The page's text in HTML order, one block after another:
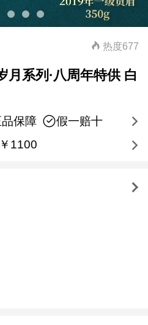
热度677
月系列·八周年特供 白
保障
假一赔十
1100